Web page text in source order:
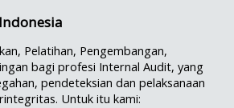
Pelatihan, Pengembangan,
bagi profesi Internal Audit, yang
pendeteksian dan pelaksanaan
Untuk itu kami: